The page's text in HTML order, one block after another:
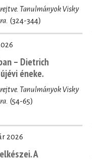
Tanulmányok Visky
(324-344)
– Dietrich
éneke.
Tanulmányok Visky
(54-65)
2026
A